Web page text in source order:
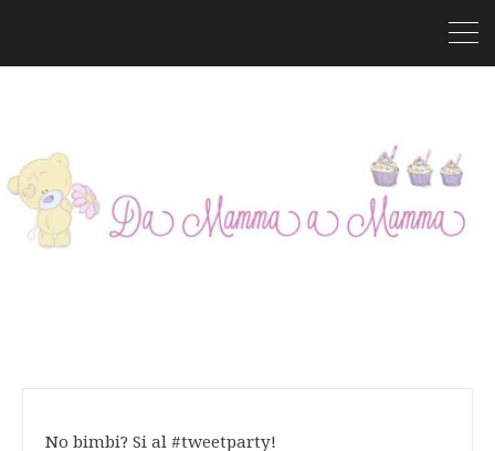
No bimbi? Si al #tweetparty!